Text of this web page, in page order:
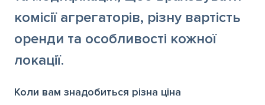
комісії агрегаторів, різну вартість
оренди та особливості кожної
локації.
Коли вам знадобиться різна ціна